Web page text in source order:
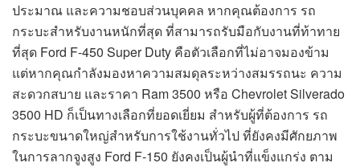
ประมาณ และความชอบส่วนบุคคล หากคุณต้องการ รถ
กระบะสำหรับงานหนักที่สุด ที่สามารถรับมือกับงานที่ท้าทาย
ที่สุด Ford F-450 Super Duty คือตัวเลือกที่ไม่อาจมองข้าม
แต่หากคุณกำลังมองหาความสมดุลระหว่างสมรรถนะ ความ
สะดวกสบาย และราคา Ram 3500 หรือ Chevrolet Silverado
3500 HD ก็เป็นทางเลือกที่ยอดเยี่ยม สำหรับผู้ที่ต้องการ รถ
กระบะขนาดใหญ่สำหรับการใช้งานทั่วไป ที่ยังคงมีศักยภาพ
ในการลากจูงสูง Ford F-150 ยังคงเป็นผู้นำที่แข็งแกร่ง ตาม